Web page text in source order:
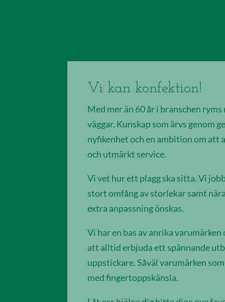
Vi kan konfektion!
Med mer än 60 år i branschen
väggar. Kunskap som ärvs genom
nyfikenhet och en ambition om
och utmärkt service.
Vi vet hur ett plagg ska sitta. Vi
stort omfång av storlekar samt
extra anpassning önskas.
Vi har en bas av anrika
att alltid erbjuda ett spännande
uppstickare. Såväl varumärken
med fingertoppskänsla.